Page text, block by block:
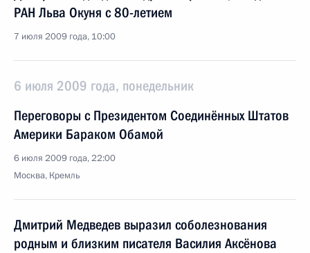
РАН Льва Окуня с 80-летием
7 июля 2009 года, 10:00
6 июля 2009 года, понедельник
Переговоры с Президентом Соединённых Штатов
Америки Бараком Обамой
6 июля 2009 года, 22:00
Москва, Кремль
Дмитрий Медведев выразил соболезнования
родным и близким писателя Василия Аксёнова